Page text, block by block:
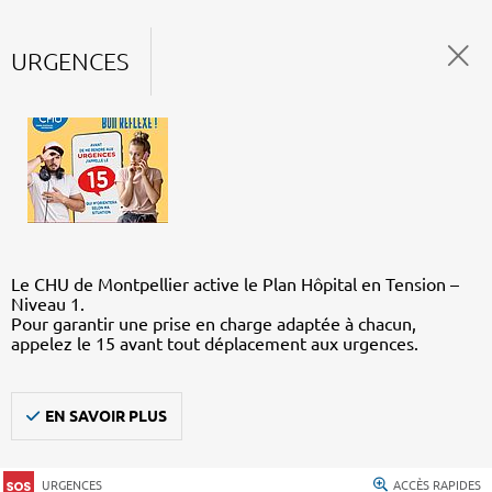
URGENCES
Le CHU de Montpellier active le Plan Hôpital en Tension –
Niveau 1.
Pour garantir une prise en charge adaptée à chacun,
appelez le 15 avant tout déplacement aux urgences.
EN SAVOIR PLUS
URGENCES ACCÈS RAPIDES